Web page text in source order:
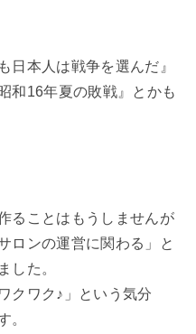
日本人は戦争を選んだ』
和16年夏の敗戦』とかも
ることはもうしませんが
ロンの運営に関わる」と
した。
クワク♪」という気分
。